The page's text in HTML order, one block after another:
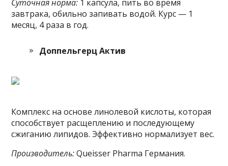
Суточная норма: 1 капсула, пить во время
завтрака, обильно запивать водой. Курс — 1
месяц, 4 раза в год.
Доппельгерц Актив
Комплекс на основе линолевой кислоты, которая
способствует расщеплению и последующему
сжиганию липидов. Эффективно нормализует вес.
Производитель:Queisser Pharma Германия.